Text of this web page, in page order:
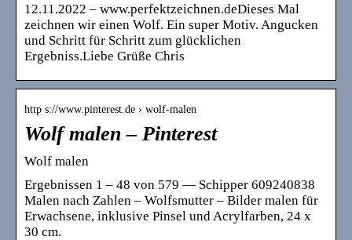
12.11.2022 – www.perfektzeichnen.deDieses Mal
zeichnen wir einen Wolf. Ein super Motiv. Angucken
und Schritt für Schritt zum glücklichen
Ergebniss.Liebe Grüße Chris
http s://www.pinterest.de › wolf-malen
Wolf malen – Pinterest
Wolf malen
Ergebnissen 1 – 48 von 579 — Schipper 609240838
Malen nach Zahlen – Wolfsmutter – Bilder malen für
Erwachsene, inklusive Pinsel und Acrylfarben, 24 x
30 cm.